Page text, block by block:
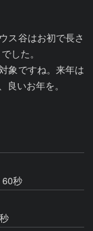
ス谷はお初で長さ
した。
象ですね。来年は
いお年を。
60秒